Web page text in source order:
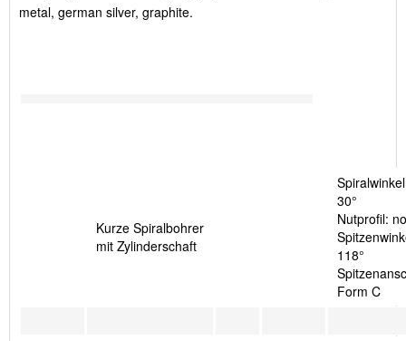
metal, german silver, graphite.
Kurze Spiralbohrer
mit Zylinderschaft
30°
Nutprofil:
118°
Form C